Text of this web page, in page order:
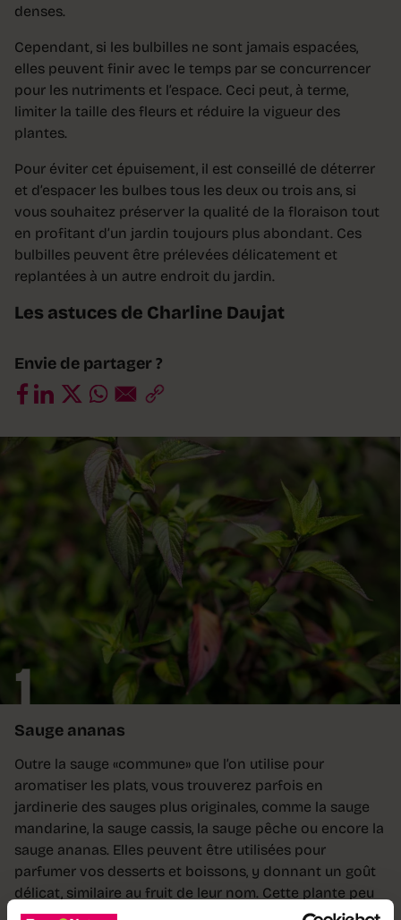
denses.
Cependant, si les bulbilles ne sont jamais espacées,
elles peuvent finir avec le temps par se concurrencer
pour les nutriments et l’espace. Ceci peut, à terme,
limiter la taille des fleurs et réduire la vigueur des
plantes.
Pour éviter cet épuisement, il est conseillé de déterrer
et d’espacer les bulbes tous les deux ou trois ans, si
vous souhaitez préserver la qualité de la floraison tout
en profitant d’un jardin toujours plus abondant. Ces
bulbilles peuvent être prélevées délicatement et
replantées à un autre endroit du jardin.
Les astuces de Charline Daujat
Envie de partager ?
1
Sauge ananas
Outre la sauge «commune» que l’on utilise pour
aromatiser les plats, vous trouverez parfois en
jardinerie des sauges plus originales, comme la sauge
mandarine, la sauge cassis, la sauge pêche ou encore la
sauge ananas. Elles peuvent être utilisées pour
parfumer vos desserts et boissons, y donnant un goût
délicat, similaire au fruit de leur nom. Cette plante peu
rustique devra être couverte ou rentrée pour l’hiver.